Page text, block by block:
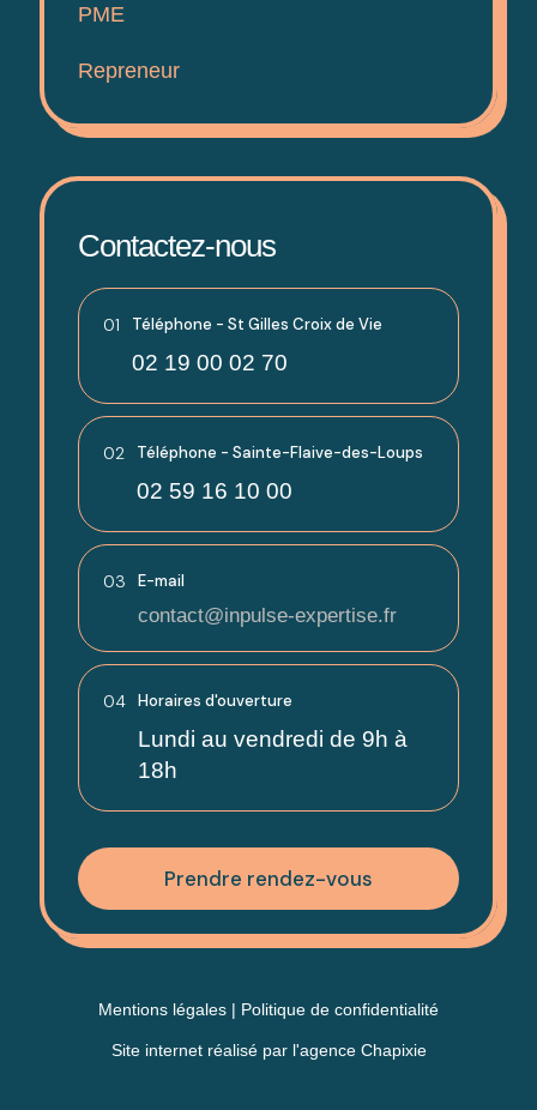
PME
Repreneur
Contactez-nous
01 Téléphone - St Gilles Croix de Vie
02 19 00 02 70
02 Téléphone - Sainte-Flaive-des-Loups
02 59 16 10 00
03 E-mail
contact@inpulse-expertise.fr
04 Horaires d'ouverture
Lundi au vendredi de 9h à
18h
Prendre rendez-vous
Mentions légales | Politique de confidentialité
Site internet réalisé par l'agence Chapixie